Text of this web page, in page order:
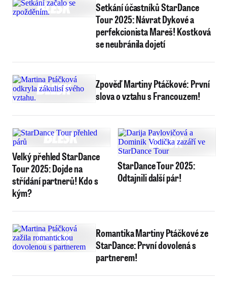
Setkání účastníků StarDance
Tour 2025: Návrat Dykové a
perfekcionista Mareš! Kostková
se neubránila dojetí
Zpověď Martiny Ptáčkové: První
slova o vztahu s Francouzem!
Velký přehled StarDance
Tour 2025: Dojde na
střídání partnerů! Kdo s
kým?
StarDance Tour 2025:
Odtajnili další pár!
Romantika Martiny Ptáčkové ze
StarDance: První dovolená s
partnerem!